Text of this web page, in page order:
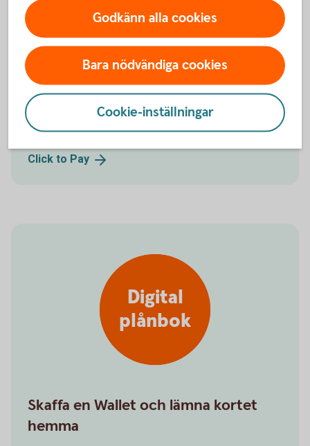
nätet
Börja shoppa på nätet med kortet
Handla på nätet med
Click to Pay
Digital
plånbok
Skaffa en Wallet och lämna kortet
hemma
Godkänn alla cookies
Bara nödvändiga cookies
Cookie-inställningar